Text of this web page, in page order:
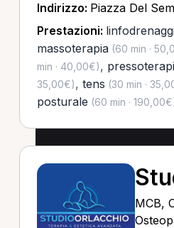
Indirizzo: Piazza Del
Prestazioni:
massoterapia(60 min ·
min · 40,00€),
35,00€), tens (30 min ·
posturale (60 min ·
MCB,